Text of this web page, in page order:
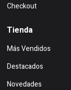
Checkout
Tienda
Más Vendidos
Destacados
Novedades